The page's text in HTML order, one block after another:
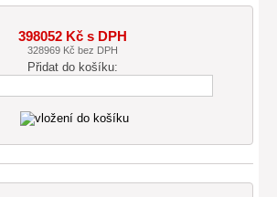
398052 Kč s DPH
328969 Kč bez DPH